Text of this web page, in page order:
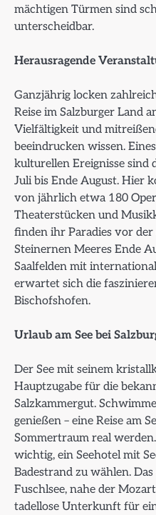
mächtigen Türmen sind
unterscheidbar.
Herausragende
Ganzjährig locken
Reise im Salzburger Land
Vielfältigkeit und
beeindrucken wissen.
kulturellen Ereignisse sind
Juli bis Ende August. Hier
von jährlich etwa 180
Theaterstücken und
finden ihr Paradies vor der
Steinernen Meeres Ende
Saalfelden mit
erwartet sich die
Bischofshofen.
Urlaub am See bei
Der See mit seinem
Hauptzugabe für die
Salzkammergut.
genießen – eine Reise am
Sommertraum real
wichtig, ein Seehotel mit
Badestrand zu wählen.
Fuschlsee, nahe der
tadellose Unterkunft für